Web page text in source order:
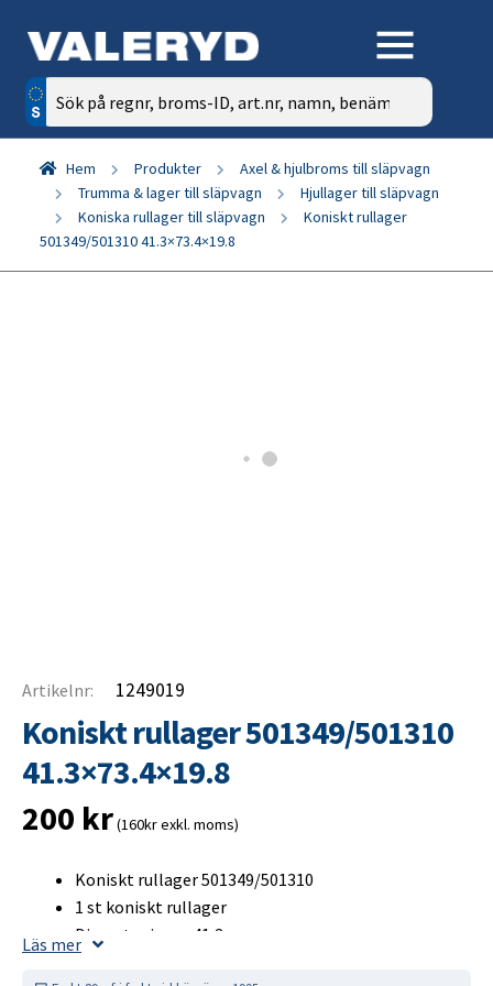
Sök
efter:
Hem Produkter
Axel & hjulbroms till släpvagn
Trumma & lager till släpvagn
Hjullager till släpvagn
Koniska rullager till släpvagn
Koniskt rullager
501349/501310 41.3×73.4×19.8
Artikelnr: 1249019
Koniskt rullager 501349/501310
41.3×73.4×19.8
200 kr(160kr exkl. moms)
Koniskt rullager 501349/501310
1 st koniskt rullager
Diameter inner 41,3 mm
Läs mer